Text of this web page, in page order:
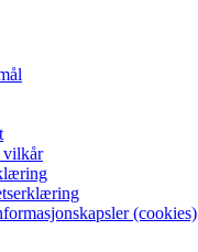
vilkår
(cookies)